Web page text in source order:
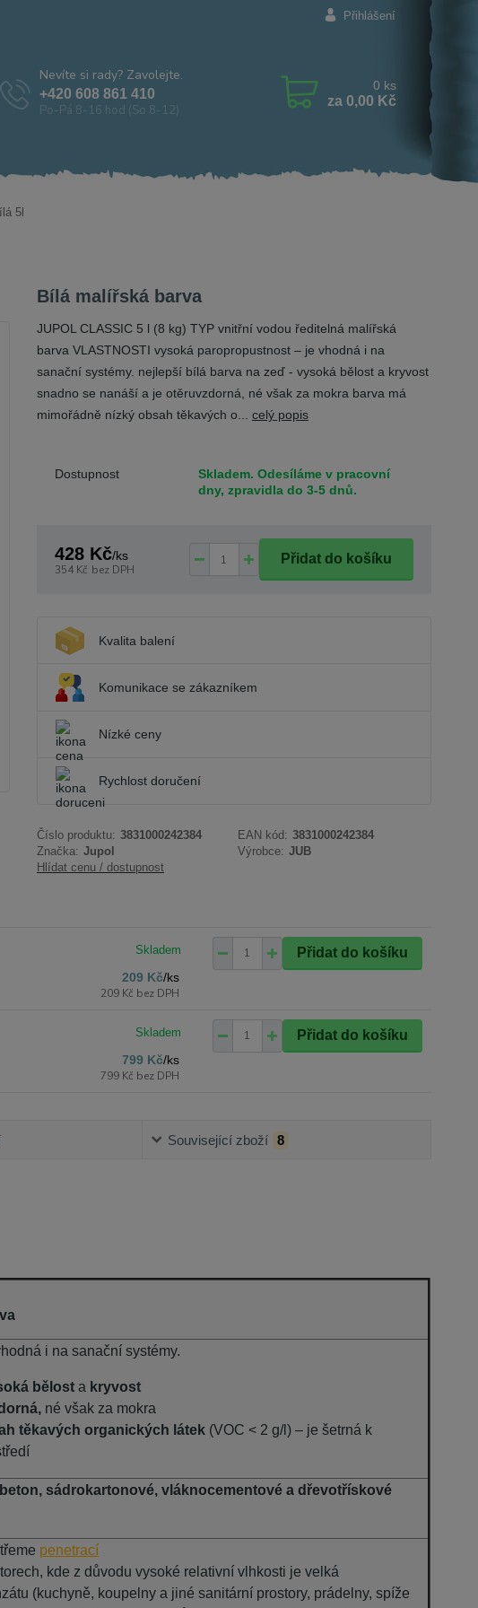
Přihlášení
Nevíte si rady? Zavolejte.
+420 608 861 410
Po-Pá 8-16 hod (So 8-12)
0 ks
za 0,00 Kč
5l
Bílá malířská barva
JUPOL CLASSIC 5 l (8 kg) TYP vnitřní vodou ředitelná malířská
barva VLASTNOSTI vysoká paropropustnost – je vhodná i na
sanační systémy. nejlepší bílá barva na zeď - vysoká bělost a kryvost
snadno se nanáší a je otěruvzdorná, né však za mokra barva má
mimořádně nízký obsah těkavých o... celý popis
Dostupnost
Skladem. Odesíláme v pracovní
dny, zpravidla do 3-5 dnů.
428 Kč/ks
354 Kč bez DPH
Přidat do košíku
Kvalita balení
Komunikace se zákazníkem
Nízké ceny
Rychlost doručení
Číslo produktu: 3831000242384 EAN kód: 3831000242384
Značka: Jupol Výrobce: JUB
Hlídat cenu / dostupnost
209 Kč/ks
209 Kč bez DPH
Přidat do košíku
799 Kč/ks
799 Kč bez DPH
Přidat do košíku
Související zboží 8
i na sanační systémy.
bělost a kryvost
né však za mokra
těkavých organických látek(VOC < 2 g/l) – je šetrná k
sádrokartonové, vláknocementové a dřevotřískové
penetrací
kde z důvodu vysoké relativní vlhkosti je velká
(kuchyně, koupelny a jiné sanitární prostory, prádelny, spíže